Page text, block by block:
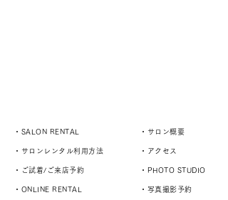
・SALON RENTAL
・サロンレンタル利用方法
・ご試着/ご来店予約
・ONLINE RENTAL
・サロン概要
・アクセス
・PHOTO STUDIO
・写真撮影予約